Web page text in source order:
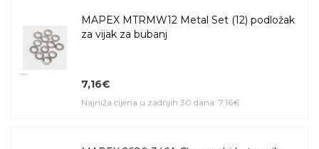
MAPEX MTRMW12 Metal Set (12) podložak
za vijak za bubanj
7,16€
Najniža cijena u zadnjih 30 dana: 7,16€